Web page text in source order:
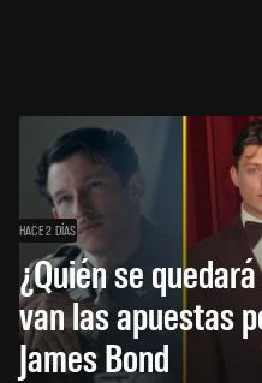
HACE 2 DÍAS
¿Quién se
van las apuestas
James Bond